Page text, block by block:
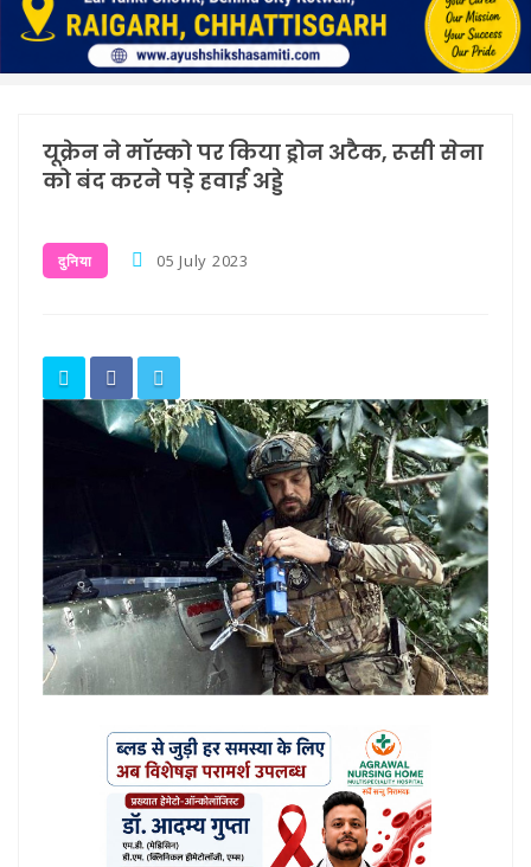
यूक्रेन ने मॉस्को पर किया ड्रोन अटैक, रूसी सेना
को बंद करने पड़े हवाई अड्डे
दुनिया 05 July 2023